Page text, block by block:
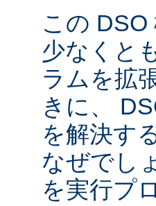
この
少なくと
ラムを拡
きに、
を解決す
なぜでし
を実行プ